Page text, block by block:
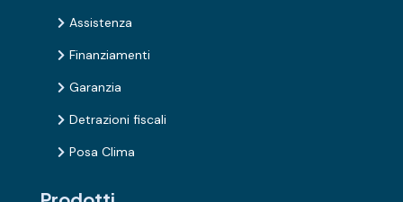
 Assistenza
 Finanziamenti
 Garanzia
 Detrazioni fiscali
 Posa Clima